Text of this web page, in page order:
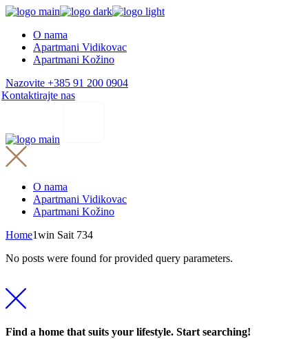
Skip
content
O nama
Apartmani Vidikovac
Apartmani Kožino
Nazovite +385 91 200 0904
Kontaktirajte nas
O nama
Apartmani Vidikovac
Apartmani Kožino
Home1win Sait 734
No posts were found for provided query parameters.
Find a home that suits your lifestyle. Start searching!